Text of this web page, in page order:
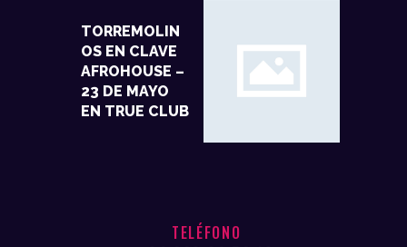
NOTICIAS
CONTACTO
TORREMOLIN
OS EN CLAVE
AFROHOUSE –
23 DE MAYO
EN TRUE CLUB
TELÉFONO